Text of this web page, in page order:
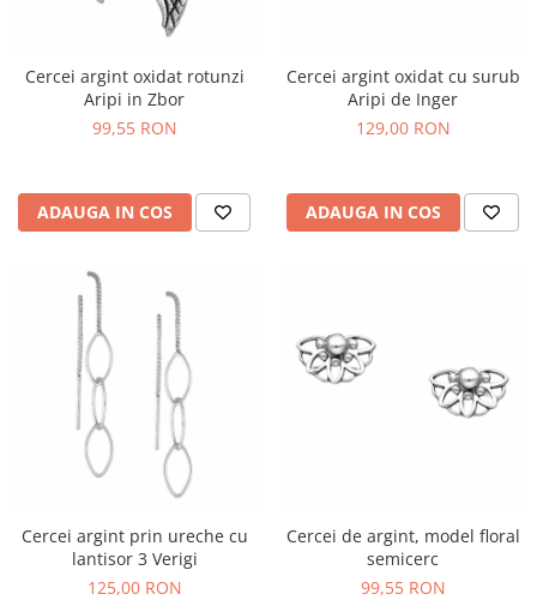
Cercei argint oxidat rotunzi
Aripi in Zbor
99,55 RON
ADAUGA IN COS
Cercei argint oxidat cu surub
Aripi de Inger
129,00 RON
ADAUGA IN COS
Cercei argint prin ureche cu
lantisor 3 Verigi
125,00 RON
Cercei de argint, model floral
semicerc
99,55 RON